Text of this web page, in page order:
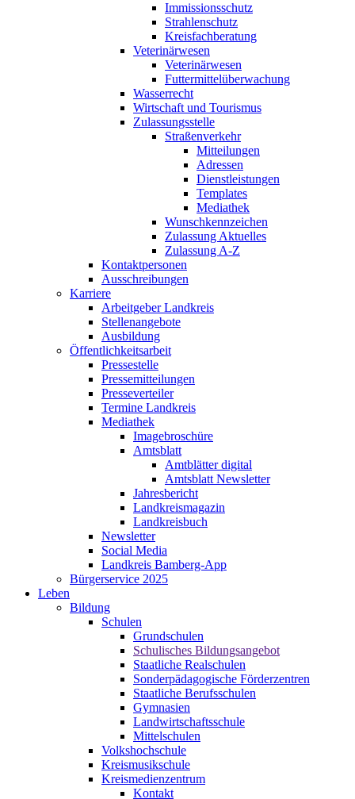
Immissionsschutz
Strahlenschutz
Kreisfachberatung
Veterinärwesen
Veterinärwesen
Futtermittelüberwachung
Wasserrecht
Wirtschaft und Tourismus
Zulassungsstelle
Straßenverkehr
Mitteilungen
Adressen
Dienstleistungen
Templates
Mediathek
Wunschkennzeichen
Zulassung Aktuelles
Zulassung A-Z
Kontaktpersonen
Ausschreibungen
Karriere
Arbeitgeber Landkreis
Stellenangebote
Ausbildung
Öffentlichkeitsarbeit
Pressestelle
Pressemitteilungen
Presseverteiler
Termine Landkreis
Mediathek
Imagebroschüre
Amtsblatt
Amtblätter digital
Amtsblatt Newsletter
Jahresbericht
Landkreismagazin
Landkreisbuch
Newsletter
Social Media
Landkreis Bamberg-App
Bürgerservice 2025
Leben
Bildung
Schulen
Grundschulen
Schulisches Bildungsangebot
Staatliche Realschulen
Sonderpädagogische Förderzentren
Staatliche Berufsschulen
Gymnasien
Landwirtschaftsschule
Mittelschulen
Volkshochschule
Kreismusikschule
Kreismedienzentrum
Kontakt